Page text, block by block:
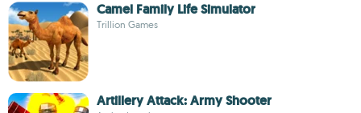
Camel Family Life Simulator
Trillion Games
Artillery Attack: Army Shooter